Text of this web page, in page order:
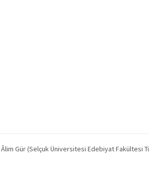
Dr. Âlim Gür (Selçuk Üniversitesi Edebiyat